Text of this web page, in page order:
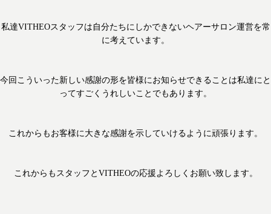
私達VITHEOスタッフは自分たちにしかできないヘアーサロン運営を常
に考えています。
今回こういった新しい感謝の形を皆様にお知らせできることは私達にと
ってすごくうれしいことでもあります。
これからもお客様に大きな感謝を示していけるように頑張ります。
これからもスタッフとVITHEOの応援よろしくお願い致します。